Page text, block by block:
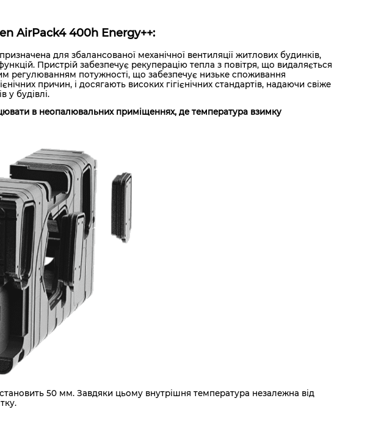
AirPack4 400h Energy++:
для збалансованої механічної вентиляції житлових будинків,
Пристрій забезпечує рекуперацію тепла з повітря, що видаляється
регулюванням потужності, що забезпечує низьке споживання
причин, і досягають високих гігієнічних стандартів, надаючи свіже
у будівлі.
в неопалювальних приміщеннях, де температура взимку
50 мм. Завдяки цьому внутрішня температура незалежна від